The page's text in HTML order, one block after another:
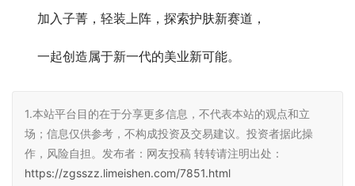
加入子菁，轻装上阵，探索护肤新赛道，
一起创造属于新一代的美业新可能。
1.本站平台目的在于分享更多信息，不代表本站的观点和立
场；信息仅供参考，不构成投资及交易建议。投资者据此操
作，风险自担。发布者：网友投稿 转转请注明出处：
https://zgsszz.limeishen.com/7851.html